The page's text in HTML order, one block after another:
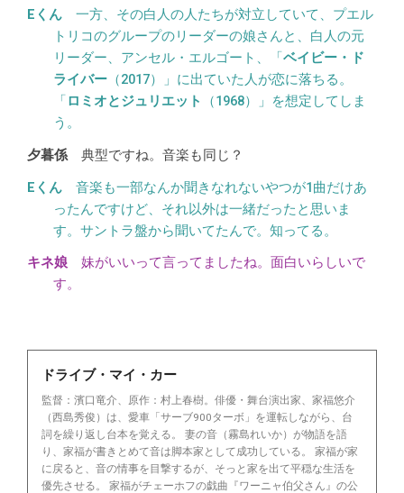
一方、その白人の人たちが対立していて、プエル
トリコのグループのリーダーの娘さんと、白人の元
リーダー、アンセル・エルゴート、「ベイビー・ド
ライバー （2017）」に出ていた人が恋に落ちる。
「ロミオとジュリエット
（1968）」を想定してしま
う。
典型ですね。音楽も同じ？
音楽も一部なんか聞きなれないやつが1曲だけあ
ったんですけど、それ以外は一緒だったと思いま
す。サントラ盤から聞いてたんで。知ってる。
妹がいいって言ってましたね。面白いらしいで
す。
ドライブ・マイ・カー
監督：濱口竜介、原作：村上春樹。俳優・舞台演出家、家福悠介
（西島秀俊）は、愛車「サーブ900ターボ」を運転しながら、台
詞を繰り返し台本を覚える。 妻の音（霧島れいか）が物語を語
り、家福が書きとめて音は脚本家として成功している。 家福が家
に戻ると、音の情事を目撃するが、そっと家を出て平穏な生活を
優先させる。 家福がチェーホフの戯曲『ワーニャ伯父さん』の公